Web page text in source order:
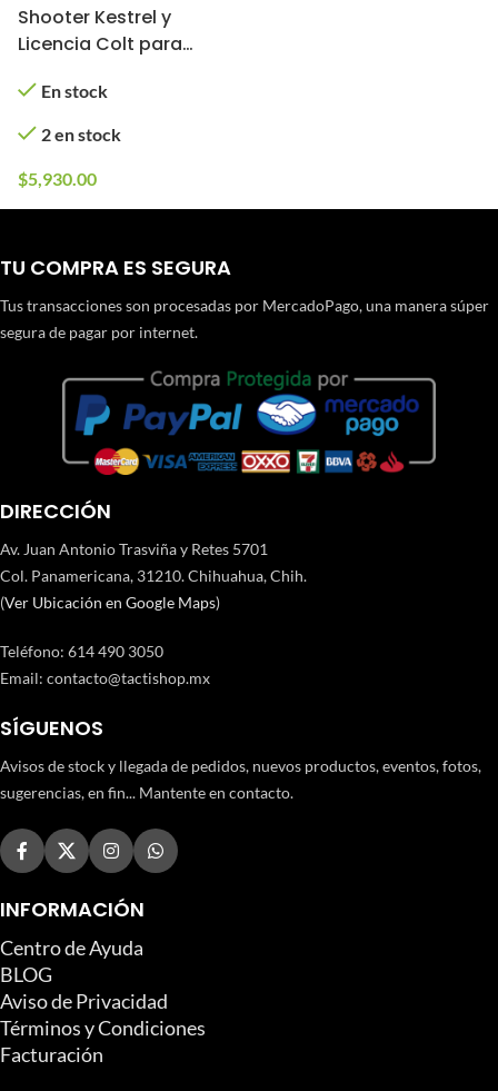
Shooter Kestrel y
Licencia Colt para
CQB-R / Tan)
En stock
2 en stock
$5,930.00
TU COMPRA ES SEGURA
Tus transacciones son procesadas por MercadoPago, una manera súper
segura de pagar por internet.
DIRECCIÓN
Av. Juan Antonio Trasviña y Retes 5701
Col. Panamericana, 31210. Chihuahua, Chih.
(Ver Ubicación en Google Maps)
Teléfono: 614 490 3050
Email: contacto@tactishop.mx
SÍGUENOS
Avisos de stock y llegada de pedidos, nuevos productos, eventos, fotos,
sugerencias, en fin... Mantente en contacto.
INFORMACIÓN
Centro de Ayuda
BLOG
Aviso de Privacidad
Términos y Condiciones
Facturación